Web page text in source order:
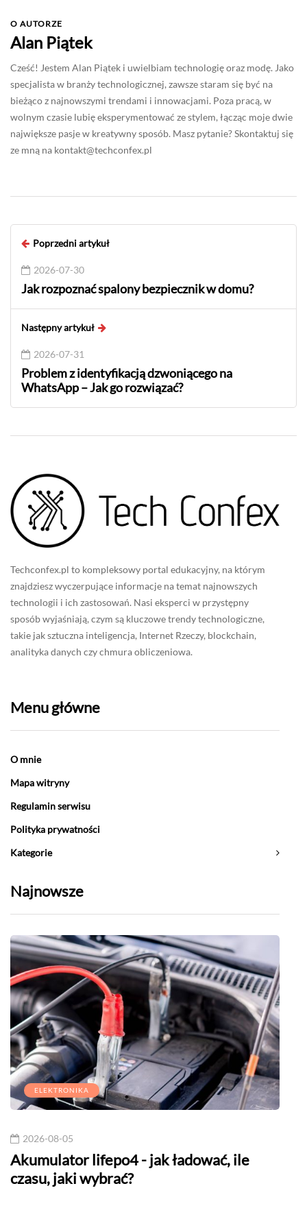
O AUTORZE
Alan Piątek
Cześć! Jestem Alan Piątek i uwielbiam technologię oraz modę. Jako
specjalista w branży technologicznej, zawsze staram się być na
bieżąco z najnowszymi trendami i innowacjami. Poza pracą, w
wolnym czasie lubię eksperymentować ze stylem, łącząc moje dwie
największe pasje w kreatywny sposób. Masz pytanie? Skontaktuj się
ze mną na kontakt@techconfex.pl
Poprzedni artykuł
2026-07-30
Jak rozpoznać spalony bezpiecznik w domu?
Następny artykuł
2026-07-31
Problem z identyfikacją dzwoniącego na
WhatsApp – Jak go rozwiązać?
Techconfex.pl to kompleksowy portal edukacyjny, na którym
znajdziesz wyczerpujące informacje na temat najnowszych
technologii i ich zastosowań. Nasi eksperci w przystępny
sposób wyjaśniają, czym są kluczowe trendy technologiczne,
takie jak sztuczna inteligencja, Internet Rzeczy, blockchain,
analityka danych czy chmura obliczeniowa.
Menu główne
O mnie
Mapa witryny
Regulamin serwisu
Polityka prywatności
Kategorie
Najnowsze
ELEKTRONIKA
2026-08-05
Akumulator lifepo4 - jak ładować, ile
czasu, jaki wybrać?